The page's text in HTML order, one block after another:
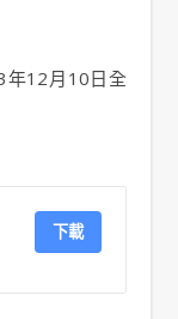
下載